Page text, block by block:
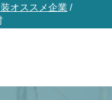
オススメ企業 /